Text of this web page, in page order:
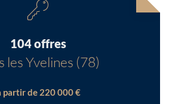
104 offres
les Yvelines (78)
partir de 220 000 €